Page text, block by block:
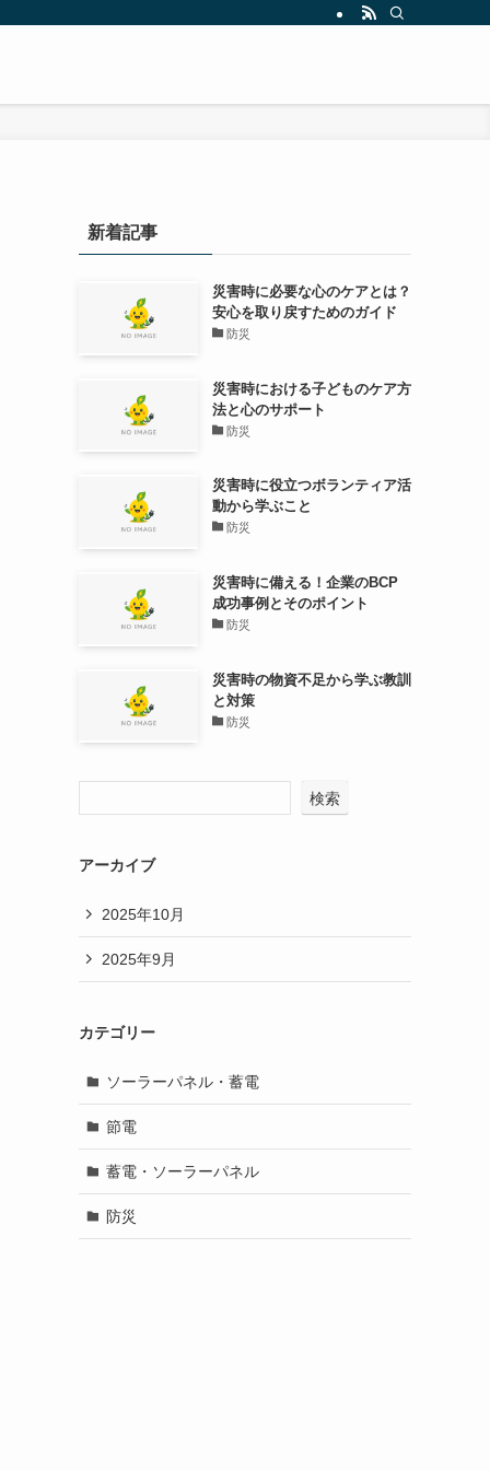
新着記事
災害時に必要な心のケアとは？
安心を取り戻すためのガイド
防災
災害時における子どものケア方
法と心のサポート
防災
災害時に役立つボランティア活
動から学ぶこと
防災
災害時に備える！企業のBCP
成功事例とそのポイント
防災
災害時の物資不足から学ぶ教訓
と対策
防災
検索
アーカイブ
2025年10月
2025年9月
カテゴリー
ソーラーパネル・蓄電
節電
蓄電・ソーラーパネル
防災